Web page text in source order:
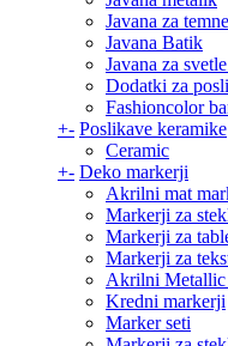
Javana za
Javana Batik
Javana za
Dodatki za
Fashioncolor
+- Poslikave keramike
Ceramic
+- Deko markerji
Akrilni mat
Markerji za
Markerji za
Markerji za
Akrilni
Kredni markerji
Marker seti